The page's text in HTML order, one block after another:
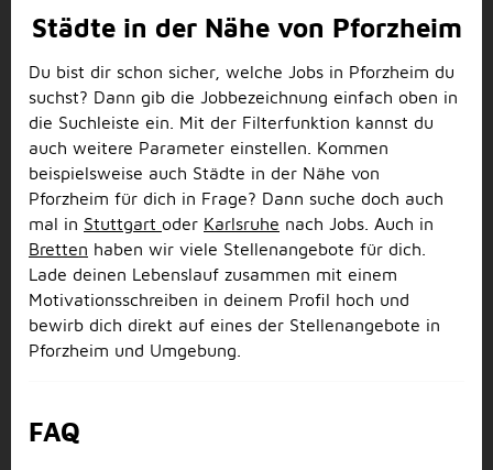
Städte in der Nähe von Pforzheim
Du bist dir schon sicher, welche Jobs in Pforzheim du
suchst? Dann gib die Jobbezeichnung einfach oben in
die Suchleiste ein. Mit der Filterfunktion kannst du
auch weitere Parameter einstellen. Kommen
beispielsweise auch Städte in der Nähe von
Pforzheim für dich in Frage? Dann suche doch auch
mal in Stuttgart oder Karlsruhe nach Jobs. Auch in
Bretten haben wir viele Stellenangebote für dich.
Lade deinen Lebenslauf zusammen mit einem
Motivationsschreiben in deinem Profil hoch und
bewirb dich direkt auf eines der Stellenangebote in
Pforzheim und Umgebung.
FAQ